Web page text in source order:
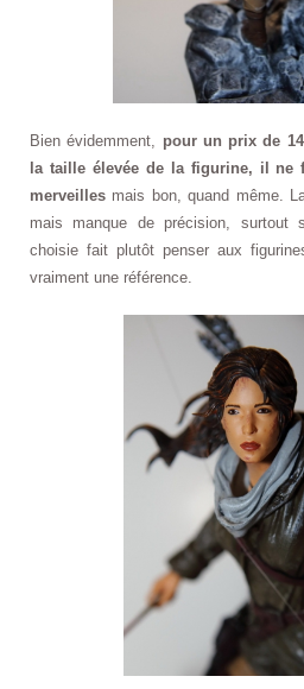
Bien évidemment, pour un prix de
la taille élevée de la figurine, il ne
merveilles mais bon, quand même.
mais manque de précision,
choisie fait plutôt penser aux
vraiment une référence.